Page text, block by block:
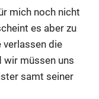
mich noch nicht
es aber zu
verlassen die
wir müssen uns
samt seiner